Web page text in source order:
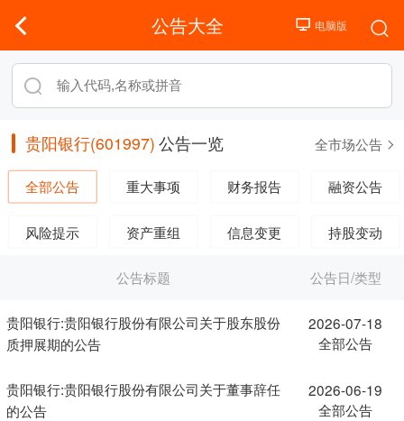
公告大全
贵阳银行(601997) 公告一览 全市场公告
全部公告 重大事项 财务报告 融资公告
风险提示 资产重组 信息变更 持股变动
公告标题 公告日/类型
贵阳银行:贵阳银行股份有限公司关于股东股份
质押展期的公告
2026-07-18
全部公告
贵阳银行:贵阳银行股份有限公司关于董事辞任
的公告
2026-06-19
全部公告